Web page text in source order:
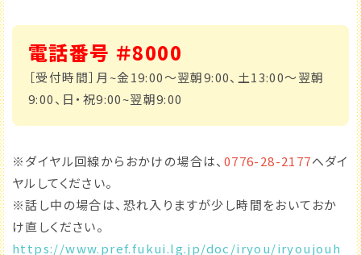
お悩みQ&A
認定こども園
サポート
こどもの
遊び場
子育て
従業員応援企業
電話番号 ＃8000
［受付時間］月~金19:00～翌朝9:00、土13:00～翌朝
9:00、日・祝9:00~翌朝9:00
※ダイヤル回線からおかけの場合は、 0776-28-2177へダイ
ヤルしてください。
※話し中の場合は、恐れ入りますが少し時間をおいておか
け直しください。
https://www.pref.fukui.lg.jp/doc/iryou/iryoujouh